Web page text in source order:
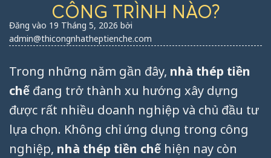
CÔNG TRÌNH NÀO?
Đăng vào 19 Tháng 5, 2026 bởi
admin@thicongnhatheptienche.com
Trong những năm gần đây, nhà thép tiền
chế đang trở thành xu hướng xây dựng
được rất nhiều doanh nghiệp và chủ đầu tư
lựa chọn. Không chỉ ứng dụng trong công
nghiệp, nhà thép tiền chế hiện nay còn